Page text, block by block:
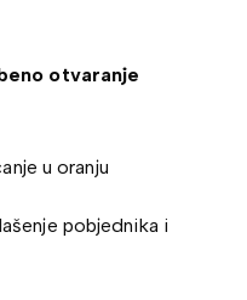
u oranju
i